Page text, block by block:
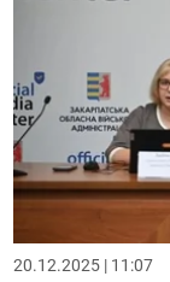
20.12.2025 | 11:07